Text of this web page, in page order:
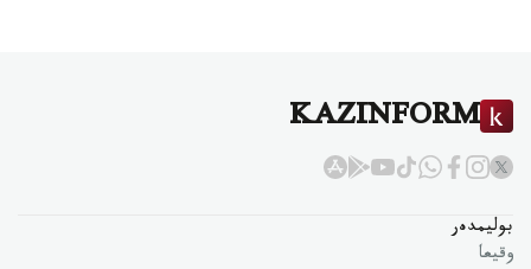
KAZINFORM
بوليمدەر
وقيعا